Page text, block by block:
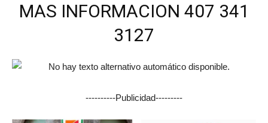
MAS INFORMACION 407 341
3127
----------Publicidad---------